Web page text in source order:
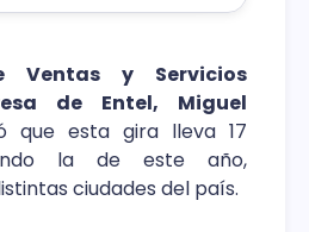
y el escenario
Ventas y Servicios
de Entel, Miguel
que esta gira lleva 17
la de este año,
ciudades del país.